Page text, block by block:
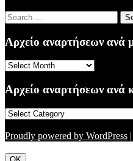
Search
for:
Αρχείο αναρτήσεων ανά
Αρχείο
ανά
μήνα
Αρχείο αναρτήσεων ανά
Αρχείο
ανά
Proudly powered by WordPress |